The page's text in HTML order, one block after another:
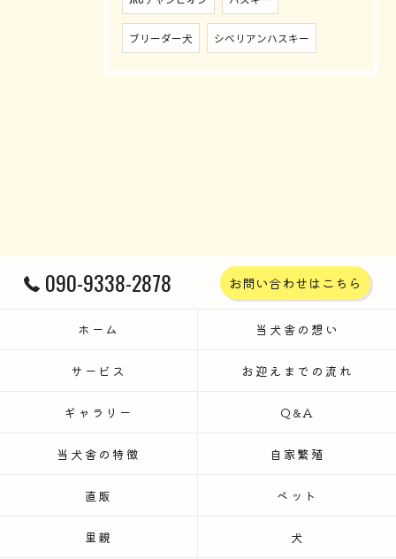
ブリーダー犬 シベリアンハスキー
090-9338-2878 お問い合わせはこちら
ホーム 当犬舎の想い
サービス お迎えまでの流れ
ギャラリー Q&A
当犬舎の特徴 自家繁殖
直販 ペット
里親 犬